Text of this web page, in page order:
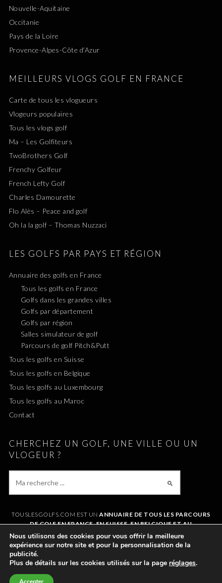
Nouvelle-Aquitaine
Occitanie
Pays de la Loire
Provence-Alpes-Côte d’Azur
MEILLEURS VLOGS GOLF EN FRANCE
Carte de tous les vlogueurs
Vlogeurs populaires
Tous les vlogs golf
Ma – Les Golfiteurs
TwoBrothers Golf
Frenchy Golfeur
French Lefty Golf
Charles Damourette
Flo Alès – Peace and golf
Oh la la golf – Thomas Nuzzaci
LES GOLFS PAR PAYS ET RÉGION
Annuaire des golfs en France
Tous les golfs en France
Golfs dans les grandes villes
Golfs par département
Golfs par région
Salles simulateur de golf
Parcours de golf Pitch&Putt
Tous les golfs en Suisse
Tous les golfs en Belgique
Tous les golfs au Luxembourg
Tous les golfs au Maroc
Contact
CHERCHEZ UN GOLF, UNE VILLE OU UN
VLOGEUR ?
TOUSLESGOLFS.COM EST UNANNUAIRE DE TOUS LES PARCOURS
DE GOLF EN FRANCE, EN SUISSE, EN BELGIQUE ET AU
LUXEMBOURG. IL VOUS PERMET DE TROUVER UN GOLF AUTOUR DE
CHEZVOUS OU LORS DE VOS VACANCES. LE SITE RÉFÉRENCE
ÉGALEMENT
POPULAIRES
Nous utilisons des cookies pour vous offrir la meilleure
expérience sur notre site et pour la personnalisation de la
publicité.
Plus de détails sur les cookies utilisés sur la page réglages.